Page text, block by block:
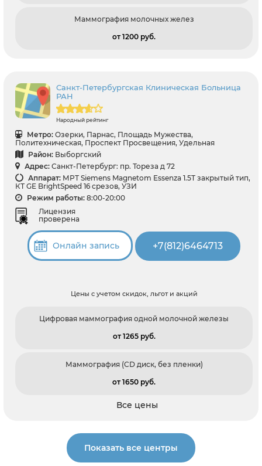
Маммография молочных желез
от 1200 pуб.
Санкт-Петербургская Клиническая Больница
РАН
Народный рейтинг
Метро: Озерки, Парнас, Площадь Мужества,
Политехническая, Проспект Просвещения, Удельная
Район: Выборгский
Адрес: Санкт-Петербург: пр. Тореза д 72
Аппарат: МРТ Siemens Magnetom Essenza 1.5T закрытый тип,
КТ GE BrightSpeed 16 срезов, УЗИ
Режим работы: 8:00-20:00
Лицензия
проверена
Онлайн запись +7(812)6464713
Цены с учетом скидок, льгот и акций
Цифровая маммография одной молочной железы
от 1265 pуб.
Маммография (CD диск, без пленки)
от 1650 pуб.
Все цены
Показать все центры